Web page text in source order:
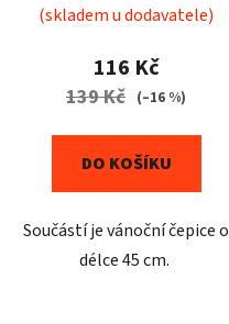
(skladem u dodavatele)
116 Kč
139 Kč (–16 %)
DO KOŠÍKU
Součástí je vánoční čepice o
délce 45 cm.